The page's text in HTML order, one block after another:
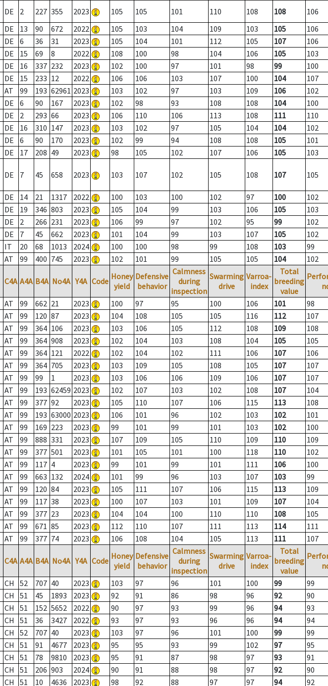
DE 2 227 355 2023 105 105 101 110 108 108
106
DE 13 90 672 2022 105 103 104 109 103 105
106
DE 6 36 31 2023 105 104 101 112 105 107
106
DE 15 69 8 2022 108 100 98 104 106 105
103
DE 16 337 232 2023 102 100 97 101 98 99
100
DE 15 233 12 2022 106 106 103 107 100 104
107
AT 99 193 62961 2023 103 102 97 103 109 106
102
DE 6 90 167 2023 102 98 93 108 108 104
100
DE 2 293 66 2023 106 110 106 113 108 111
110
DE 16 310 147 2023 103 102 97 105 104 104
102
DE 6 90 170 2023 102 99 94 108 108 105
101
DE 17 208 49 2023 98 105 102 107 106 105 103
DE 7 45 658 2023 103 107 102 105 108 107 105
DE 14 21 1317 2022 100 103 100 102 97 100
102
DE 19 346 803 2023 105 104 99 103 106 105
103
DE 2 266 231 2023 106 99 97 102 95 99
102
DE 7 45 662 2023 101 104 99 103 107 105
102
IT 20 68 1013 2024 100 100 98 99 108 103
99
AT 99 400 745 2023 102 101 99 105 105 104 102
C4A A4A B4A No4A Y4A Code Honey
yield
Defensive
behavior
Calmness
during
inspection
Swarming
drive
Varroa-
index
Total
breeding
value
AT 99 662 21 2023 100 97 95 100 106 101
98
AT 99 120 87 2023 104 108 105 105 116 112
107
AT 99 364 106 2023 103 106 105 112 108 109
108
AT 99 364 908 2023 102 104 103 108 104 105
105
AT 99 364 121 2022 102 104 102 111 106 107
106
AT 99 364 705 2023 103 109 105 108 105 107
107
AT 99 99 1 2023 103 106 106 109 106 107
107
AT 99 193 62459 2023 102 107 103 102 108 107
104
AT 99 377 92 2023 105 110 107 106 115 113
108
AT 99 193 63000 2023 106 101 96 102 103 102
101
AT 99 169 223 2023 99 101 99 101 103 102
100
AT 99 888 331 2023 107 109 105 110 109 110
109
AT 99 377 501 2023 101 105 101 100 118 110
102
AT 99 117 4 2023 99 101 99 101 111 106
100
AT 99 663 132 2024 101 99 96 103 107 103
99
AT 99 120 84 2023 105 111 107 106 115 113
109
AT 99 117 38 2023 100 107 103 101 109 107
104
AT 99 377 23 2023 104 104 100 110 110 108
105
AT 99 671 85 2023 112 110 107 111 113 114
111
AT 99 377 74 2023 106 108 104 105 113 111 107
C4A A4A B4A No4A Y4A Code Honey
yield
Defensive
behavior
Calmness
during
inspection
Swarming
drive
Varroa-
index
Total
breeding
value
CH 52 707 40 2023 103 97 96 101 100 99
99
CH 51 45 1893 2023 92 91 86 98 96 92
90
CH 51 152 5652 2022 90 97 93 99 96 94
93
CH 51 36 3427 2022 93 97 93 96 96 94
94
CH 52 707 40 2023 103 97 96 101 100 99
99
CH 51 91 4677 2023 95 95 93 99 102 97
95
CH 51 78 9810 2023 95 91 87 98 97 93
91
CH 51 206 903 2024 90 91 88 98 97 92
90
CH 51 10 4636 2023 98 92 88 97 97 94 92